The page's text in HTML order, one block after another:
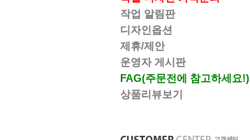
작업 알림판
디자인옵션
제휴/제안
운영자 게시판
FAG(주문전에 참고하세요!)
상품리뷰보기